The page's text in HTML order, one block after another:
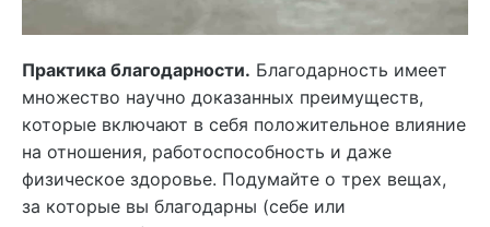
Практика благодарности. Благодарность имеет
множество научно доказанных преимуществ,
которые включают в себя положительное влияние
на отношения, работоспособность и даже
физическое здоровье. Подумайте о трех вещах,
за которые вы благодарны (себе или